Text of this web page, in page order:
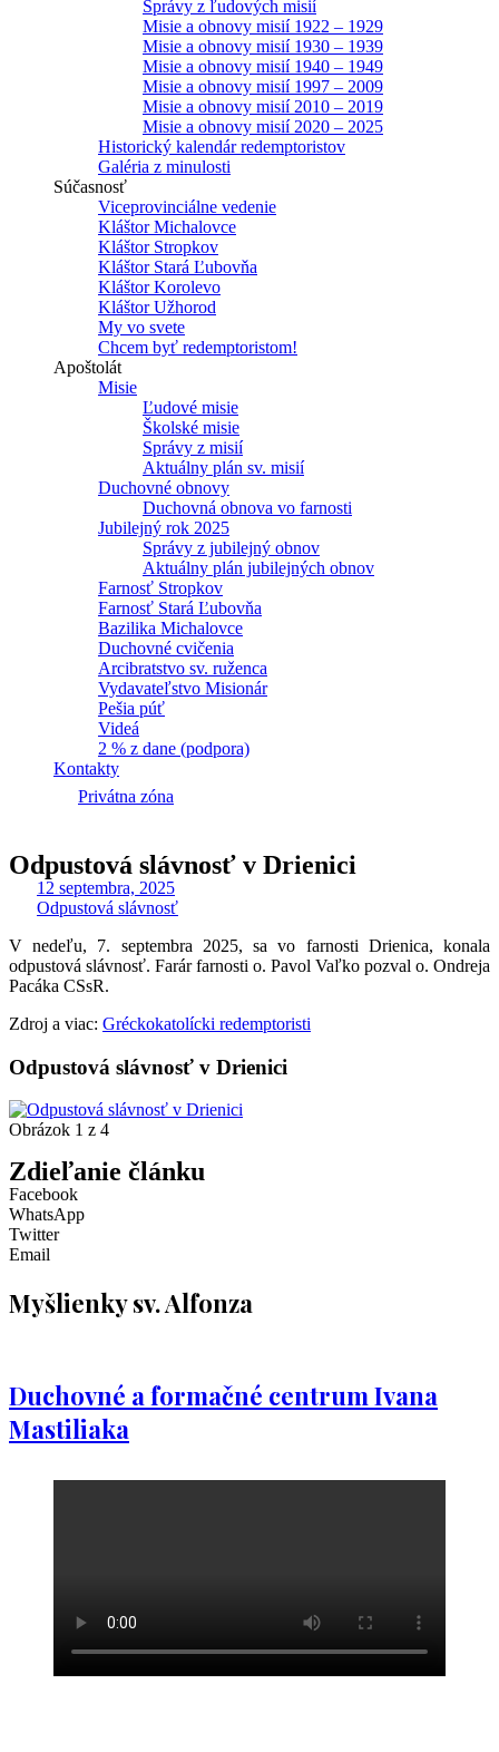
Správy z ľudových misií
Misie a obnovy misií 1922 – 1929
Misie a obnovy misií 1930 – 1939
Misie a obnovy misií 1940 – 1949
Misie a obnovy misií 1997 – 2009
Misie a obnovy misií 2010 – 2019
Misie a obnovy misií 2020 – 2025
Historický kalendár redemptoristov
Galéria z minulosti
Súčasnosť
Viceprovinciálne vedenie
Kláštor Michalovce
Kláštor Stropkov
Kláštor Stará Ľubovňa
Kláštor Korolevo
Kláštor Užhorod
My vo svete
Chcem byť redemptoristom!
Apoštolát
Misie
Ľudové misie
Školské misie
Správy z misií
Aktuálny plán sv. misií
Duchovné obnovy
Duchovná obnova vo farnosti
Jubilejný rok 2025
Správy z jubilejný obnov
Aktuálny plán jubilejných obnov
Farnosť Stropkov
Farnosť Stará Ľubovňa
Bazilika Michalovce
Duchovné cvičenia
Arcibratstvo sv. ruženca
Vydavateľstvo Misionár
Pešia púť
Videá
2 % z dane (podpora)
Kontakty
Privátna zóna
Odpustová slávnosť v Drienici
12 septembra, 2025
Odpustová slávnosť
V nedeľu, 7. septembra 2025, sa vo farnosti Drienica, konala
odpustová slávnosť. Farár farnosti o. Pavol Vaľko pozval o. Ondreja
Pacáka CSsR.
Zdroj a viac: Gréckokatolícki redemptoristi
Odpustová slávnosť v Drienici
Obrázok 1 z 4
Zdieľanie článku
Facebook
WhatsApp
Twitter
Email
Myšlienky sv. Alfonza
Duchovné a formačné centrum Ivana
Mastiliaka